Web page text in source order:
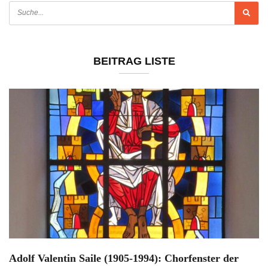
BEITRAG LISTE
Adolf Valentin Saile (1905-1994): Chorfenster der